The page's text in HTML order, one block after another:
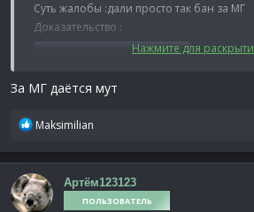
Суть жалобы :дали просто так бан за МГ
Доказательство :
Доказательство
Нажмите для
За МГ даётся мут
Р
а
к
ц
и
Maksimilian
Артём123123
ПОЛЬЗОВАТЕЛЬ